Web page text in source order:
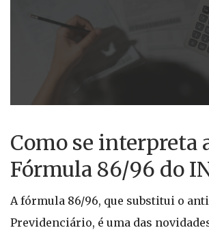
Como se interpreta
Fórmula 86/96 do
A fórmula 86/96, que substitui o
Previdenciário, é uma das